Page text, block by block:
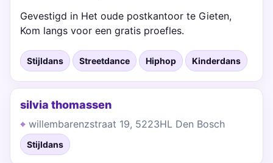
Gevestigd in Het oude postkantoor te Gieten,
Kom langs voor een gratis proefles.
Stijldans Streetdance Hiphop Kinderdans
silvia thomassen
willembarenzstraat 19, 5223HL Den Bosch
Stijldans